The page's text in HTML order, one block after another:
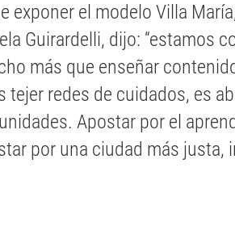
exponer el modelo Villa
Guirardelli, dijo: “estamos
más que enseñar
tejer redes de cuidados, es
Apostar por el
por una ciudad más justa,